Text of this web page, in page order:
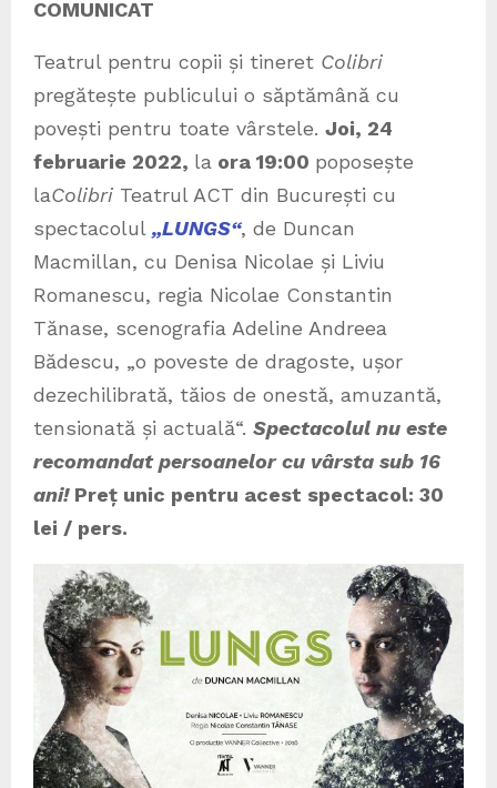
COMUNICAT
Teatrul pentru copii și tineret Colibri
pregătește publicului o săptămână cu
povești pentru toate vârstele. Joi, 24
februarie 2022, la ora 19:00 poposește
laColibri Teatrul ACT din București cu
spectacolul „LUNGS“, de Duncan
Macmillan, cu Denisa Nicolae și Liviu
Romanescu, regia Nicolae Constantin
Tănase, scenografia Adeline Andreea
Bădescu, „o poveste de dragoste, ușor
dezechilibrată, tăios de onestă, amuzantă,
tensionată și actuală“. Spectacolul nu este
recomandat persoanelor cu vârsta sub 16
ani! Preț unic pentru acest spectacol: 30
lei / pers.